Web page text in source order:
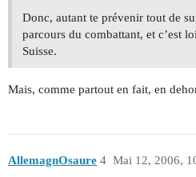
Donc, autant te prévenir tout de
parcours du combattant, et c’est
Suisse.
Mais, comme partout en fait, en
AllemagnOsaure Mai 12, 2006,
4